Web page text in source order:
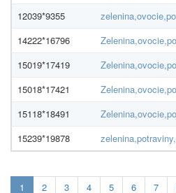
12039*9355
14222*16796
15019*17419
15018*17421
15118*18491
15239*19878
1 Aktuálna
2 3 4 5 6 7